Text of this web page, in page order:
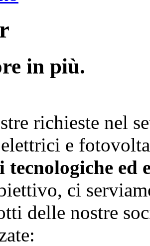
in più.
richieste nel
e
tecnologiche ed
ci
delle nostre